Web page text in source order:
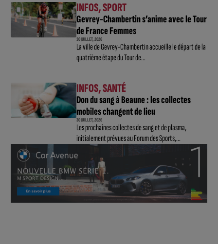
INFOS,SPORT
Gevrey-Chambertin s’anime avec le Tour
de France Femmes
30 JUILLET, 2026
La ville de Gevrey-Chambertin accueille le départ de la
quatrième étape du Tour de...
INFOS,SANTÉ
Don du sang à Beaune : les collectes
mobiles changent de lieu
30 JUILLET, 2026
Les prochaines collectes de sang et de plasma,
initialement prévues au Forum des Sports,...